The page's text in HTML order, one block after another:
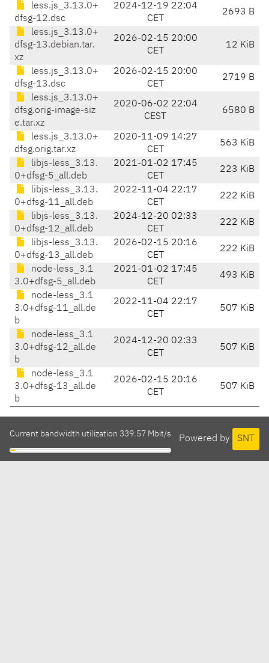
less.js_3.13.0+
dfsg-12.dsc
2024-12-19 22:04
CET
2693 B
less.js_3.13.0+
dfsg-13.debian.tar.
xz
2026-02-15 20:00
CET
12 KiB
less.js_3.13.0+
dfsg-13.dsc
2026-02-15 20:00
CET
2719 B
less.js_3.13.0+
dfsg.orig-image-siz
e.tar.xz
2020-06-02 22:04
CEST
6580 B
less.js_3.13.0+
dfsg.orig.tar.xz
2020-11-09 14:27
CET
563 KiB
libjs-less_3.13.
0+dfsg-5_all.deb
2021-01-02 17:45
CET
223 KiB
libjs-less_3.13.
0+dfsg-11_all.deb
2022-11-04 22:17
CET
222 KiB
libjs-less_3.13.
0+dfsg-12_all.deb
2024-12-20 02:33
CET
222 KiB
libjs-less_3.13.
0+dfsg-13_all.deb
2026-02-15 20:16
CET
222 KiB
node-less_3.1
3.0+dfsg-5_all.deb
2021-01-02 17:45
CET
493 KiB
node-less_3.1
3.0+dfsg-11_all.de
b
2022-11-04 22:17
CET
507 KiB
node-less_3.1
3.0+dfsg-12_all.de
b
2024-12-20 02:33
CET
507 KiB
node-less_3.1
3.0+dfsg-13_all.de
b
2026-02-15 20:16
CET
507 KiB
Powered by SNT
Current bandwidth utilization 339.57 Mbit/s